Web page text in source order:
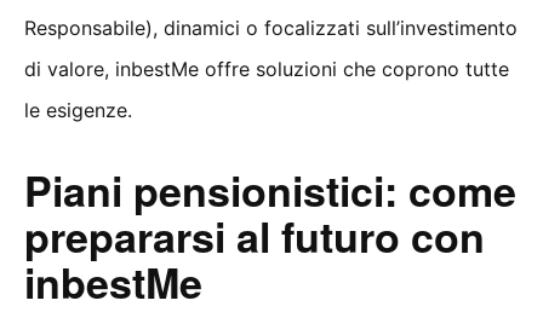
Responsabile), dinamici o focalizzati sull’investimento
di valore, inbestMe offre soluzioni che coprono tutte
le esigenze.
Piani pensionistici: come
prepararsi al futuro con
inbestMe